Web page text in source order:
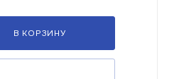
В КОРЗИНУ